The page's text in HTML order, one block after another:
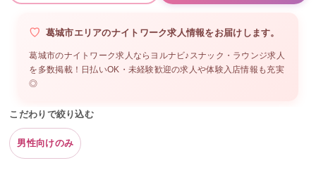
葛城市エリアのナイトワーク求人情報をお届けします。
葛城市のナイトワーク求人ならヨルナビ♪スナック・ラウンジ求人
を多数掲載！日払いOK・未経験歓迎の求人や体験入店情報も充実
◎
こだわりで絞り込む
男性向けのみ